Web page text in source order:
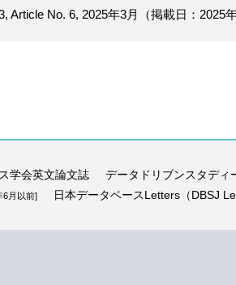
No. 6, 2025年3月（掲載日：2025年
学会英文論文誌
データドリブンスタディ
6月以前] 日本データベースLetters（DBSJ